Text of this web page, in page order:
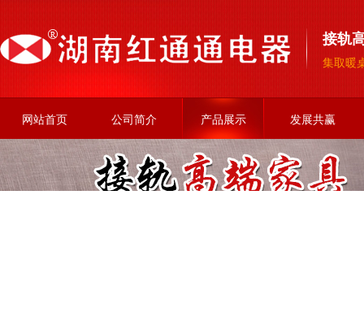
接轨
集取暖
网站首页 公司简介 产品展示 发展共赢